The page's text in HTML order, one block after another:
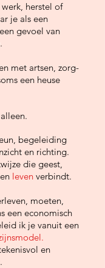
herstel of
je als een
gevoel van
met artsen, zorg-
een heuse
begeleiding
en richting.
die geest,
leven verbindt.
moeten,
een economisch
ik je vanuit een
en